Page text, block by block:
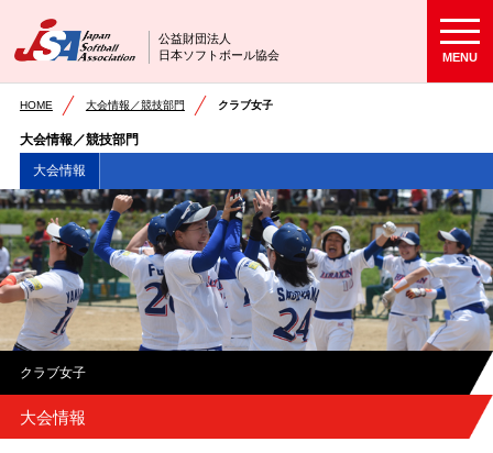
公益財団法人
日本ソフトボール協会
MENU
HOME 大会情報／競技部門 クラブ女子
大会情報／競技部門
大会情報
クラブ女子
大会情報